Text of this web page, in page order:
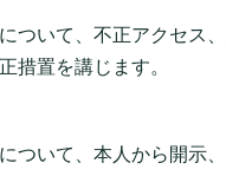
ついて、不正アクセス
措置を講じます。
ついて、本人から開示